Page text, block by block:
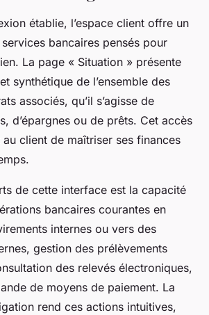
établie, l’espace client offre un
bancaires pensés pour
La page « Situation » présente
synthétique de l’ensemble des
associés, qu’il s’agisse de
d’épargnes ou de prêts. Cet accès
client de maîtriser ses finances
de cette interface est la capacité
bancaires courantes en
internes ou vers des
gestion des prélèvements
des relevés électroniques,
de moyens de paiement. La
rend ces actions intuitives,